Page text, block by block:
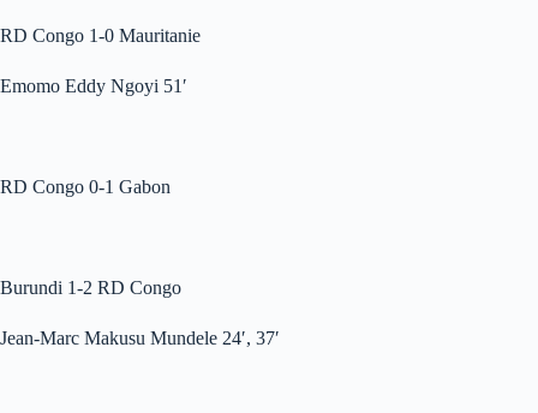
RD Congo 1-0 Mauritanie
Emomo Eddy Ngoyi 51′
RD Congo 0-1 Gabon
Burundi 1-2 RD Congo
Jean-Marc Makusu Mundele 24′, 37′